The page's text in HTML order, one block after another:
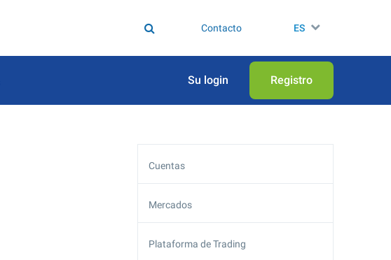
Contacto ES
Su login Registro
Cuentas
Mercados
Plataforma de Trading